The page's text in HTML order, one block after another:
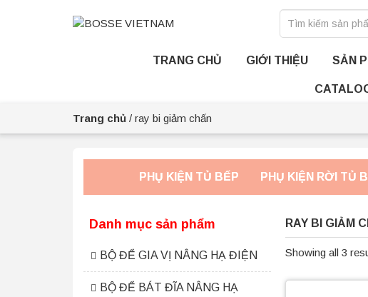
TRANG CHỦ GIỚI THIỆU SẢN
Trang chủ / ray bi giảm chấn
PHỤ KIỆN TỦ BẾP PHỤ KIỆN RỜI TỦ
RAY BI GIẢM
Showing all 3
Danh mục sản phẩm
BỘ ĐỂ GIA VỊ NÂNG HẠ ĐIỆN
BỘ ĐỂ BÁT ĐĨA NÂNG HẠ